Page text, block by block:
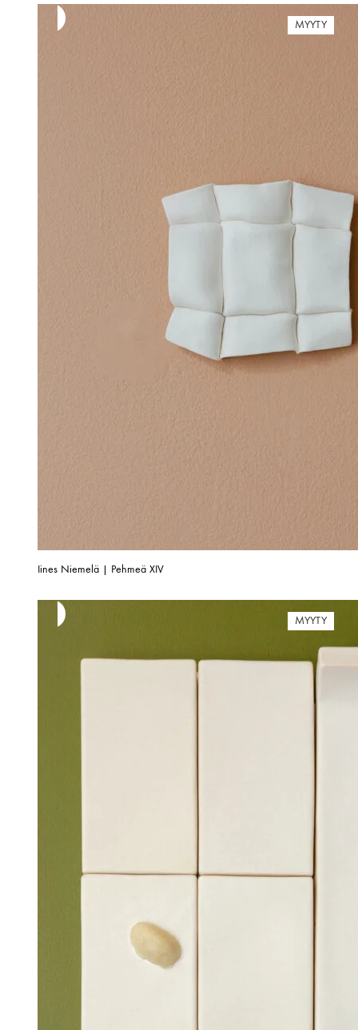
MYYTY
Iines Niemelä | Pehmeä XIV
MYYTY